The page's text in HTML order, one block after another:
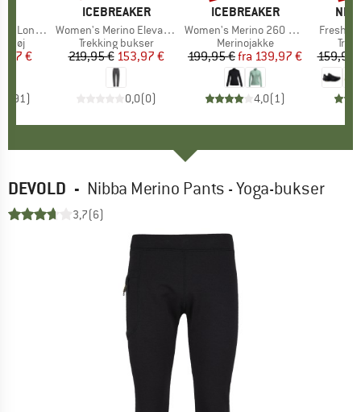
Johns
pris
€
91)
MÆRKE
ICEBREAKER
Artikel
Women's Merino Elevation Stretch Pants
Produktgruppe
Trekking bukser
Pris
219,95 € Nedsat pris
153,97 €
0,0(0)
MÆRKE
ICEBREAKER
Artikel
Women's Merino 260 Quantum IV L/S Zip
Produktgruppe
Merinojakke
Pris
199,95 € Nedsat pris
fra 139,97 €
4,0(1)
Artikel
Fresh
159,95
DEVOLD - Nibba Merino Pants - Yoga-bukser
3,7(6)